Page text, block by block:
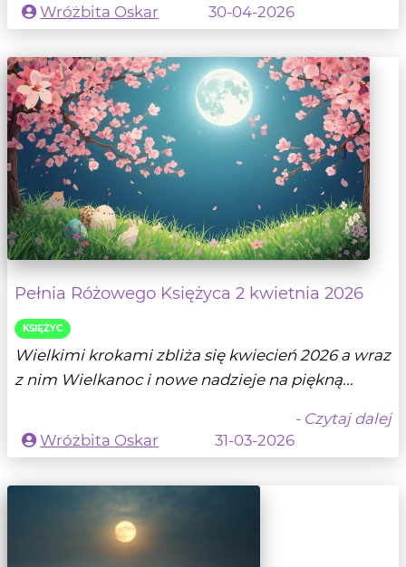
Wróżbita Oskar 30-04-2026
Pełnia Różowego Księżyca 2 kwietnia 2026
KSIĘŻYC
Wielkimi krokami zbliża się kwiecień 2026 a wraz
z nim Wielkanoc i nowe nadzieje na piękną...
- Czytaj dalej
Wróżbita Oskar
31-03-2026